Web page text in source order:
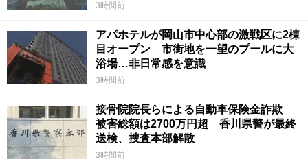
3時間前
アパホテルが岡山市中心部の激戦区に2棟
目オープン 市街地を一望のプールに大
浴場…非日常感を意識
3時間前
接骨院院長らによる自動車保険金詐欺
被害総額は2700万円超 香川県警が最終
送検、捜査本部解散
3時間前